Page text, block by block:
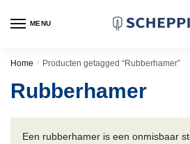
MENU
Home / Producten getagged “Rubberhamer”
Rubberhamer
Een rubberhamer is een onmisbaar